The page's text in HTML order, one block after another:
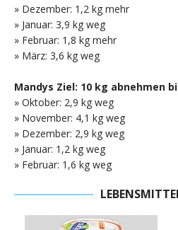
» Dezember: 1,2 kg mehr
» Januar: 3,9 kg weg
» Februar: 1,8 kg mehr
» März: 3,6 kg weg
Mandys Ziel: 10 kg abnehmen
» Oktober: 2,9 kg weg
» November: 4,1 kg weg
» Dezember: 2,9 kg weg
» Januar: 1,2 kg weg
» Februar: 1,6 kg weg